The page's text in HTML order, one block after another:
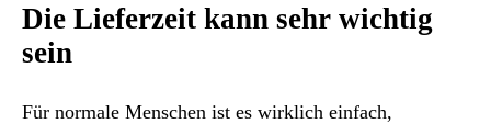
Die Lieferzeit kann sehr wichtig
sein
Für normale Menschen ist es wirklich einfach,